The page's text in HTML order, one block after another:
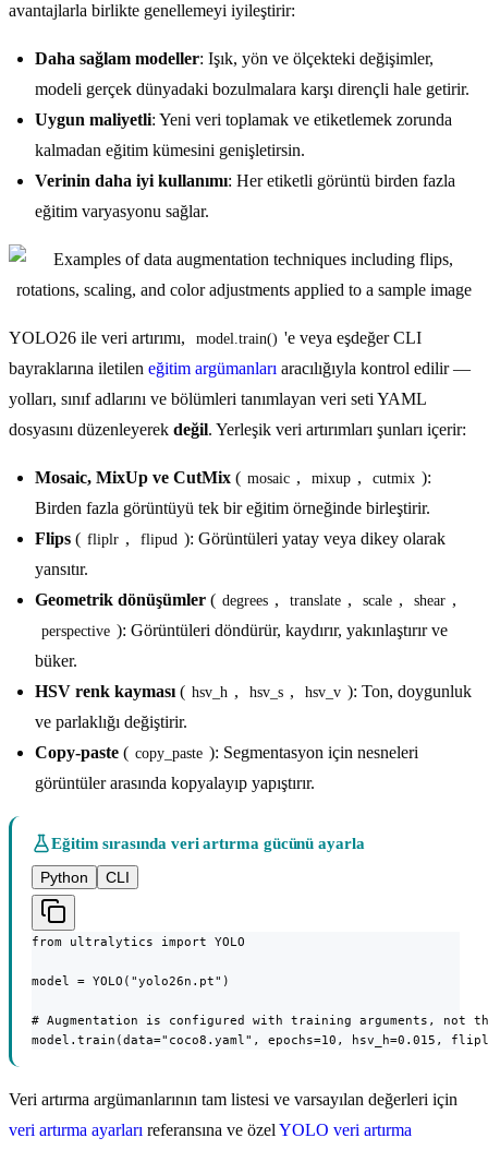
avantajlarla birlikte genellemeyi iyileştirir:
Daha sağlam modeller: Işık, yön ve ölçekteki değişimler,
modeli gerçek dünyadaki bozulmalara karşı dirençli hale getirir.
Uygun maliyetli: Yeni veri toplamak ve etiketlemek zorunda
kalmadan eğitim kümesini genişletirsin.
Verinin daha iyi kullanımı: Her etiketli görüntü birden fazla
eğitim varyasyonu sağlar.
YOLO26 ile veri artırımı, model.train() 'e veya eşdeğer CLI
bayraklarına iletilen eğitim argümanları aracılığıyla kontrol edilir —
yolları, sınıf adlarını ve bölümleri tanımlayan veri seti YAML
dosyasını düzenleyerek değil. Yerleşik veri artırımları şunları içerir:
Mosaic, MixUp ve CutMix ( mosaic , mixup , cutmix ):
Birden fazla görüntüyü tek bir eğitim örneğinde birleştirir.
Flips ( fliplr , flipud ): Görüntüleri yatay veya dikey olarak
yansıtır.
Geometrik dönüşümler ( degrees , translate , scale , shear ,
perspective ): Görüntüleri döndürür, kaydırır, yakınlaştırır ve
büker.
HSV renk kayması ( hsv_h , hsv_s , hsv_v ): Ton, doygunluk
ve parlaklığı değiştirir.
Copy-paste ( copy_paste ): Segmentasyon için nesneleri
görüntüler arasında kopyalayıp yapıştırır.
Eğitim sırasında veri artırma gücünü ayarla
Python
CLI
from ultralytics import YOLO
model = YOLO("yolo26n.pt")
# Augmentation is configured with training arguments, not
model.train(data="coco8.yaml", epochs=10, hsv_h=0.015,
Veri artırma argümanlarının tam listesi ve varsayılan değerleri için
veri artırma ayarları referansına ve özel YOLO veri artırma